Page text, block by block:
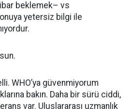
beklemek– vs
yetersiz bilgi ile
WHO’ya güvenmiyorum
bakın. Daha bir sürü ciddi,
var. Uluslararası uzmanlık